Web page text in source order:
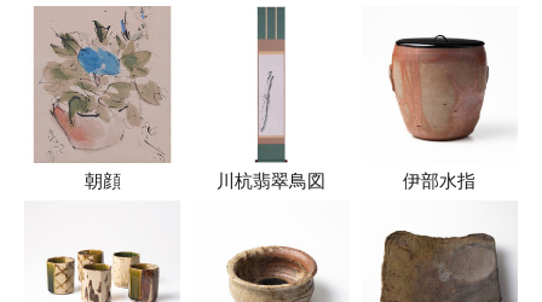
朝顔 川杭翡翠鳥図 伊部水指